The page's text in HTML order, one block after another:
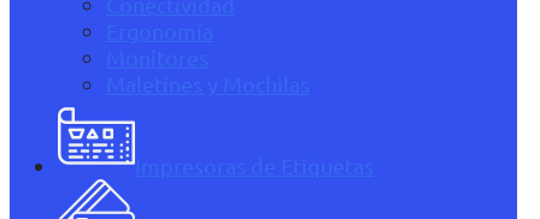
Ergonomía
Monitores
Maletines y Mochilas
Impresoras de Etiquetas